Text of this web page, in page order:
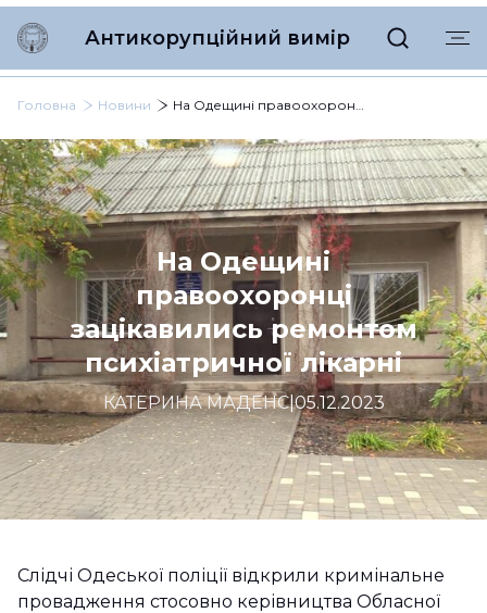
Антикорупційний вимір
Головна Новини На Одещині правоохоронці зацікавились ремонтом психіатричної лікарні
На Одещині
правоохоронці
зацікавились ремонтом
психіатричної лікарні
КАТЕРИНА МАДЕНС|05.12.2023
Слідчі Одеської поліції відкрили кримінальне
провадження стосовно керівництва Обласної